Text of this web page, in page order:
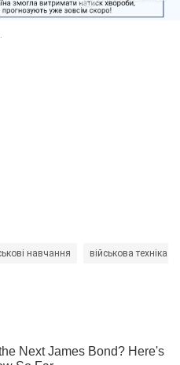
навчання військова техніка